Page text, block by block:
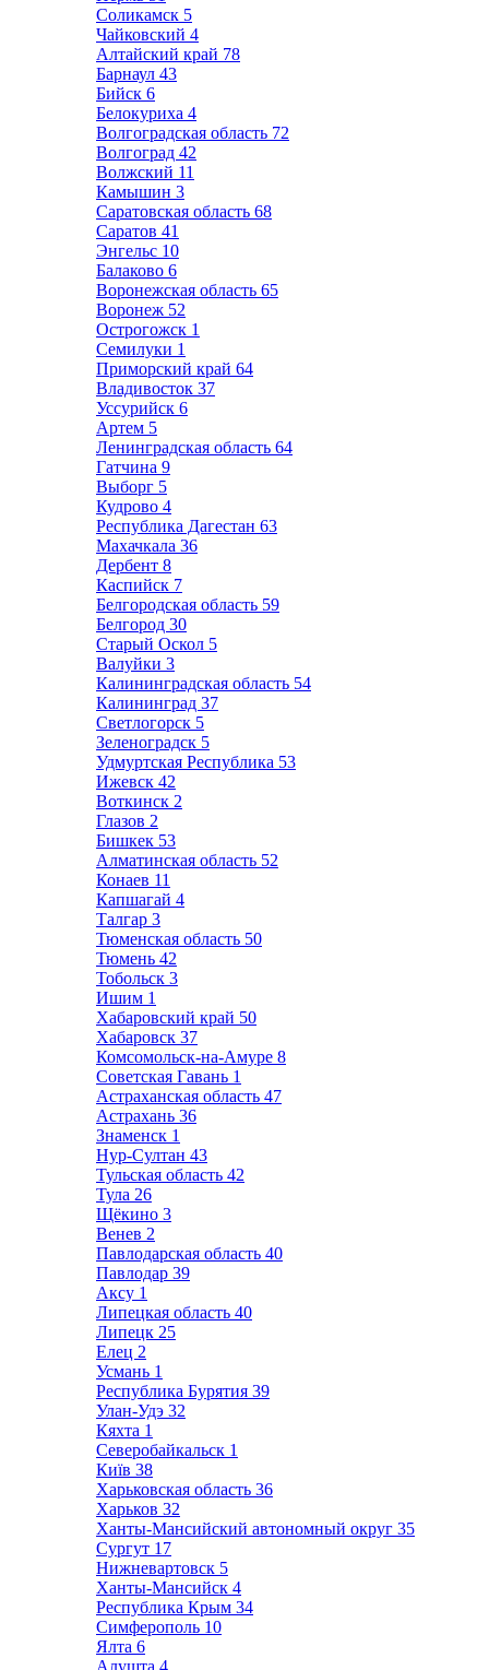
Соликамск 5
Чайковский 4
Алтайский край 78
Барнаул 43
Бийск 6
Белокуриха 4
Волгоградская область 72
Волгоград 42
Волжский 11
Камышин 3
Саратовская область 68
Саратов 41
Энгельс 10
Балаково 6
Воронежская область 65
Воронеж 52
Острогожск 1
Семилуки 1
Приморский край 64
Владивосток 37
Уссурийск 6
Артем 5
Ленинградская область 64
Гатчина 9
Выборг 5
Кудрово 4
Республика Дагестан 63
Махачкала 36
Дербент 8
Каспийск 7
Белгородская область 59
Белгород 30
Старый Оскол 5
Валуйки 3
Калининградская область 54
Калининград 37
Светлогорск 5
Зеленоградск 5
Удмуртская Республика 53
Ижевск 42
Воткинск 2
Глазов 2
Бишкек 53
Алматинская область 52
Конаев 11
Капшагай 4
Талгар 3
Тюменская область 50
Тюмень 42
Тобольск 3
Ишим 1
Хабаровский край 50
Хабаровск 37
Комсомольск-на-Амуре 8
Советская Гавань 1
Астраханская область 47
Астрахань 36
Знаменск 1
Нур-Султан 43
Тульская область 42
Тула 26
Щёкино 3
Венев 2
Павлодарская область 40
Павлодар 39
Аксу 1
Липецкая область 40
Липецк 25
Елец 2
Усмань 1
Республика Бурятия 39
Улан-Удэ 32
Кяхта 1
Северобайкальск 1
Київ 38
Харьковская область 36
Харьков 32
Ханты-Мансийский автономный округ 35
Сургут 17
Нижневартовск 5
Ханты-Мансийск 4
Республика Крым 34
Симферополь 10
Ялта 6
Алушта 4